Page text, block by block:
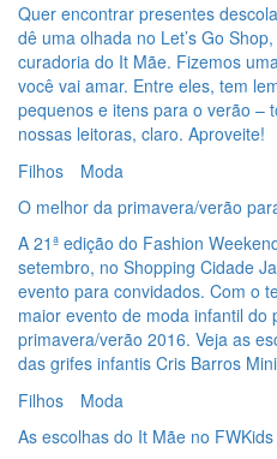
Quer encontrar presentes
dê uma olhada no Let’s Go
curadoria do It Mãe. Fizemos
você vai amar. Entre eles, tem
pequenos e itens para o verão –
nossas leitoras, claro. Aproveite!
Filhos
Moda
O melhor da primavera/verão
A 21ª edição do Fashion
setembro, no Shopping Cidade
evento para convidados. Com o
maior evento de moda infantil do
primavera/verão 2016. Veja as
das grifes infantis Cris Barros
Filhos
Moda
As escolhas do It Mãe no